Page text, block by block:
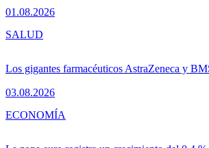
01.08.2026
Los gigantes farmacéuticos AstraZeneca y
03.08.2026
SALUD
ECONOMÍA